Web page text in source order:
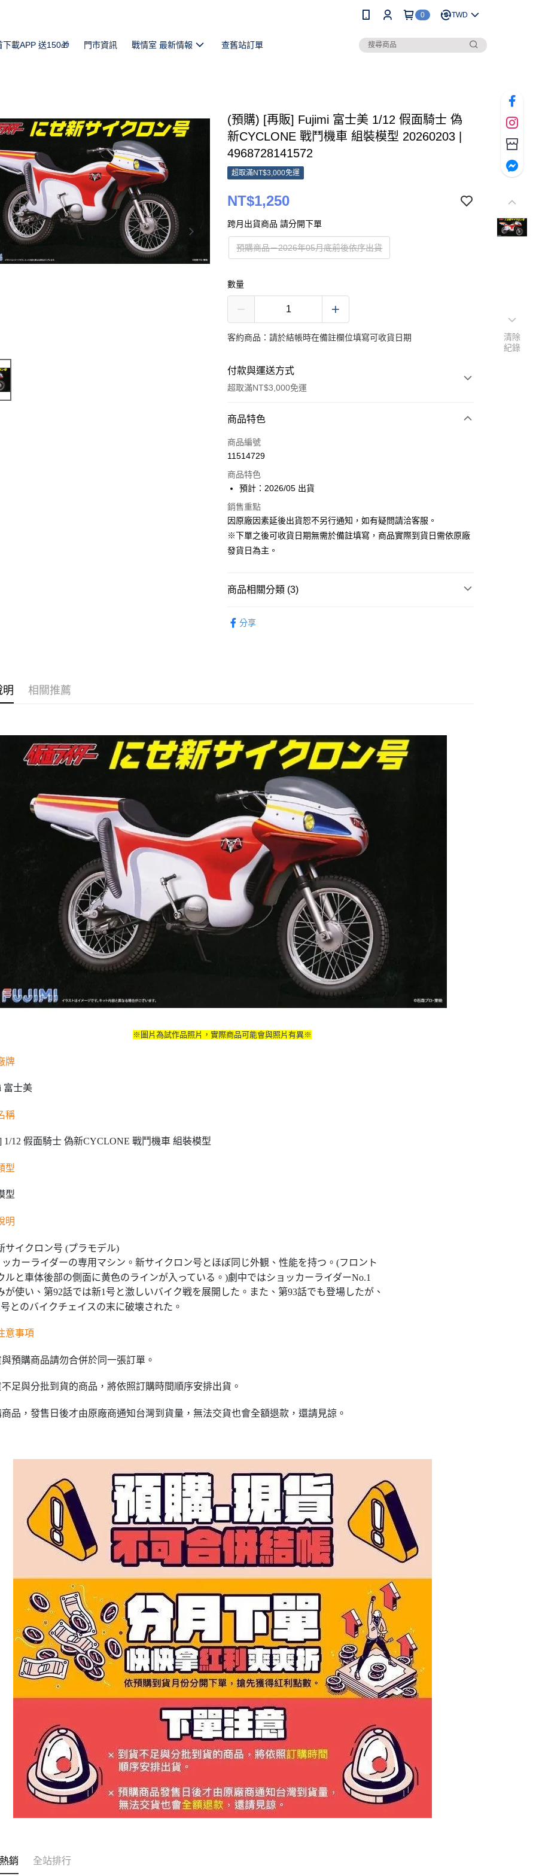
0 TWD
下載APP 送150🎁 門市資訊 戰情室 最新情報 查舊站訂單
(預購) [再販] Fujimi 富士美 1/12 假面騎士 偽
新CYCLONE 戰鬥機車 組裝模型 20260203 |
4968728141572
超取滿NT$3,000免運
NT$1,250
跨月出貨商品 請分開下單
預購商品－2026年05月底前後依序出貨
數量
客約商品：請於結帳時在備註欄位填寫可收貨日期
付款與運送方式
超取滿NT$3,000免運
付款方式
信用卡一次付款
Apple Pay
大哥付你分期
相關說明
【大哥付你分期使用說明】
2.付款方式選擇「大哥付你分期」，訂單成立後會自動跳轉到大哥付的交易
3.實際核准額度、可分期數及費用金額請依後續交易確認頁面所載為準。
4.訂單成立30分鐘內，如未前往確認交易或遇審核未通過，訂單將自動取
無法說明評估內容。
【繳款方式說明】
2.基於同意付款使用「大哥付你分期」之契約關係目的，商店將以您的個人
資料（包含姓名、電話或地址）提供予台灣大哥大進項蒐集、處理及利
用，由本公司與您本人進行分期帳單所需資料之確認、核對及更正。
3.完整用戶服務條款，請詳閱以下連結：https://oppay.tw/userRule
ATM付款
每筆NT$90，滿NT$3,000(含以上)免運費
每筆NT$90，滿NT$3,000(含以上)免運費
預購-宅配(舊)
每筆NT$120，滿NT$3,000(含以上)免運費
預購-宅配(離島)(舊)
每筆NT$160，滿NT$3,000(含以上)免運費
東海門市自取，需自備購物袋取貨唷。
免運費
商品特色
商品編號
11514729
商品特色
預計：2026/05 出貨
銷售重點
因原廠因素延後出貨恕不另行通知，如有疑問請洽客服。
※下單之後可收貨日期無需於備註填寫，商品實際到貨日需依原廠
發貨日為主。
商品相關分類 (3)
分享
明 相關推薦
※圖片為試作品照片，實際商品可能會與照片有異※
牌
富士美
稱
1/12 假面騎士 偽新CYCLONE 戰鬥機車 組裝模型
型
型
明
サイクロン号 (プラモデル)
カーライダーの専用マシン。新サイクロン号とほぼ同じ外観、性能を持つ。(フロント
と車体後部の側面に黄色のラインが入っている。)劇中ではショッカーライダーNo.1
使い、第92話では新1号と激しいバイク戦を展開した。また、第93話でも登場したが、
のバイクチェイスの末に破壊された。
意事項
預購商品請勿合併於同一張訂單。
足與分批到貨的商品，將依照訂購時間順序安排出貨。
品，發售日後才由原廠商通知台灣到貨量，無法交貨也會全額退款，還請見諒。
銷 全站排行
清除
紀錄